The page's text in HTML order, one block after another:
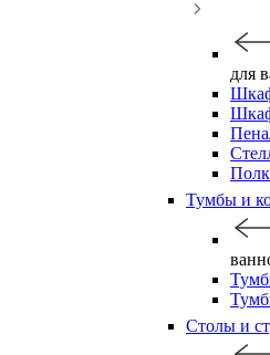
для
Тумбы и
Столы и